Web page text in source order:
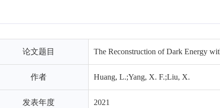
论文题目 The Reconstruction of Dark Energy
作者 Huang, L.;Yang, X. F.;Liu, X.
发表年度 2021